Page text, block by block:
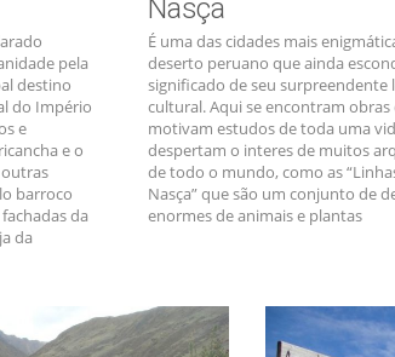
pela
destino
do Império
e
e o
outras
barroco
da
da
Nasça
É uma das cidades mais
deserto peruano que ainda
significado de seu surpreendente
cultural. Aqui se encontram obras
motivam estudos de toda uma
despertam o interes de muitos
de todo o mundo, como as
Nasça” que são um conjunto de
enormes de animais e plantas